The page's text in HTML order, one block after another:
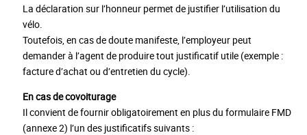
La déclaration sur l’honneur permet de justifier l’utilisation du
vélo.
Toutefois, en cas de doute manifeste, l’employeur peut
demander à l’agent de produire tout justificatif utile (exemple :
facture d’achat ou d’entretien du cycle).
En cas de covoiturage
Il convient de fournir obligatoirement en plus du formulaire FMD
(annexe 2) l’un des justificatifs suivants :